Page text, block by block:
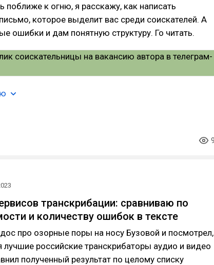
поближе к огню, я расскажу, как написать
которое выделит вас среди соискателей. А
ошибки и дам понятную структуру. Го читать.
транскрибации: сравниваю по
и количеству ошибок в тексте
про озорные поры на носу Бузовой и посмотрел,
лучшие российские транскрибаторы аудио и видео
полученный результат по целому списку